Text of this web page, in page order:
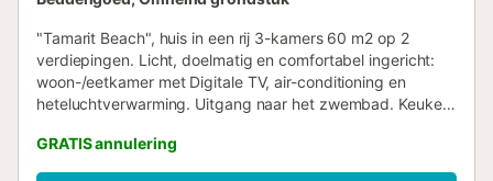
"Tamarit Beach", huis in een rij 3-kamers 60 m2 op 2
verdiepingen. Licht, doelmatig en comfortabel ingericht:
woon-/eetkamer met Digitale TV, air-conditioning en
heteluchtverwarming. Uitgang naar het zwembad. Keuken
magnetron, diepvriezer). Aparte WC. Bovenverdieping: 1
kamer met 2 bedden. 1 kamer met 1 2-pers bed.
GRATIS annulering